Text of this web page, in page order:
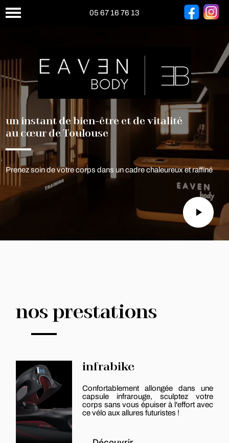
05 67 16 76 13
un instant de bien-être et de vitalité
au cœur de Toulouse
Prenez soin de votre corps dans un cadre chaleureux et raffiné
nos prestations
infrabike
Confortablement allongée dans une
capsule infrarouge, sculptez votre
corps sans vous épuiser à l'effort avec
ce vélo aux allures futuristes !